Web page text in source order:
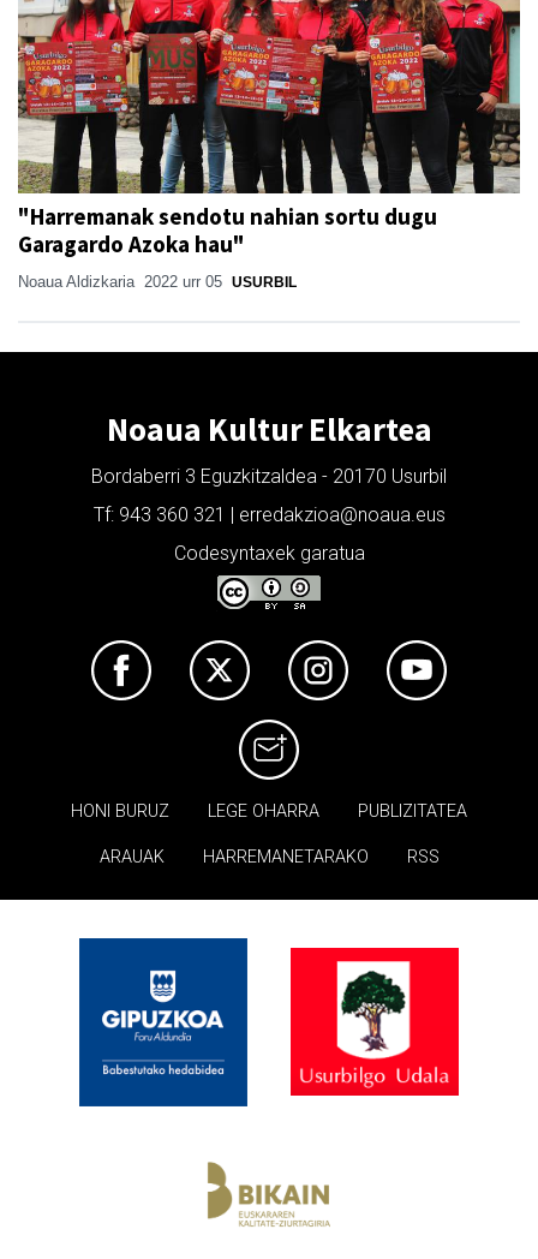
"Harremanak sendotu nahian sortu dugu
Garagardo Azoka hau"
Noaua Aldizkaria 2022 urr 05 USURBIL
Noaua Kultur Elkartea
Bordaberri 3 Eguzkitzaldea - 20170 Usurbil
Tf: 943 360 321 | erredakzioa@noaua.eus
Codesyntaxek garatua
HONI BURUZ LEGE OHARRA PUBLIZITATEA
ARAUAK HARREMANETARAKO RSS